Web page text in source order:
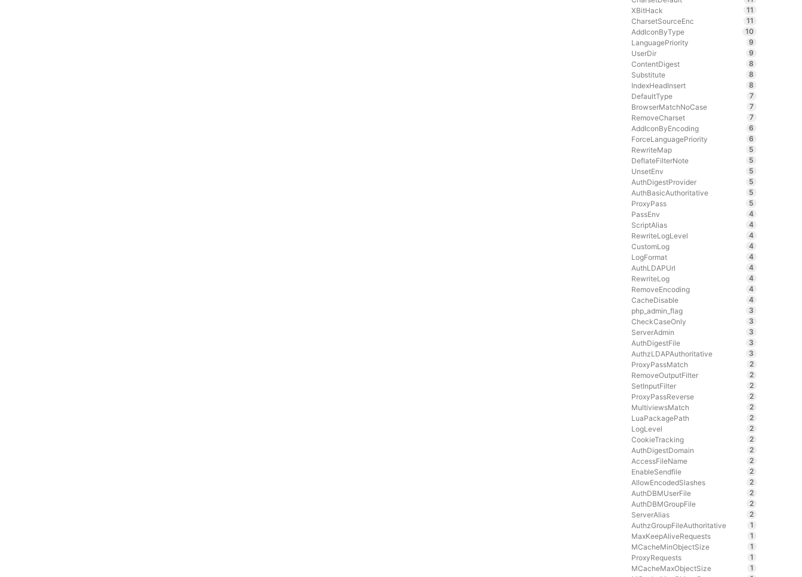
XBitHack
11
CharsetSourceEnc
11
AddIconByType
10
LanguagePriority
9
UserDir
9
ContentDigest
8
Substitute
8
IndexHeadInsert
8
DefaultType
7
BrowserMatchNoCase
7
RemoveCharset
7
AddIconByEncoding
6
ForceLanguagePriority
6
RewriteMap
5
DeflateFilterNote
5
UnsetEnv
5
AuthDigestProvider
5
AuthBasicAuthoritative
5
ProxyPass
5
PassEnv
4
ScriptAlias
4
RewriteLogLevel
4
CustomLog
4
LogFormat
4
AuthLDAPUrl
4
RewriteLog
4
RemoveEncoding
4
CacheDisable
4
php_admin_flag
3
CheckCaseOnly
3
ServerAdmin
3
AuthDigestFile
3
AuthzLDAPAuthoritative
3
ProxyPassMatch
2
RemoveOutputFilter
2
SetInputFilter
2
ProxyPassReverse
2
MultiviewsMatch
2
LuaPackagePath
2
LogLevel
2
CookieTracking
2
AuthDigestDomain
2
AccessFileName
2
EnableSendfile
2
AllowEncodedSlashes
2
AuthDBMUserFile
2
AuthDBMGroupFile
2
ServerAlias
2
AuthzGroupFileAuthoritative
1
MaxKeepAliveRequests
1
MCacheMinObjectSize
1
ProxyRequests
1
MCacheMaxObjectSize
1